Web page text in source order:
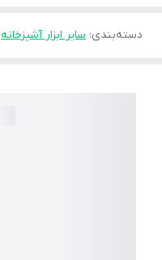
دسته‌بندی: سایر ابزار آشپزخانه